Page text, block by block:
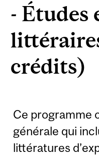
- Études
crédits)
Ce programme
générale qui
littératures